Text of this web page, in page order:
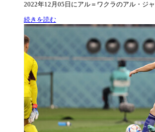
2022年12月05日にアル＝ワクラのアル・ジ
続きを読む